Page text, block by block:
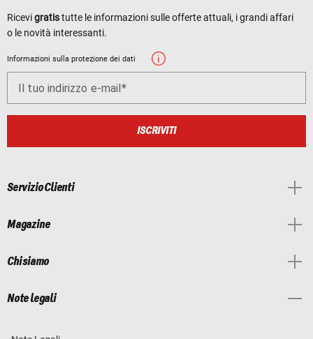
Ricevigratistutte le informazioni sulle offerte attuali, i grandi affari
o le novità interessanti.
Informazioni sulla protezione dei dati
Il tuo indirizzo e-mail
ISCRIVITI
Servizio Clienti
Magazine
Chi siamo
Note legali